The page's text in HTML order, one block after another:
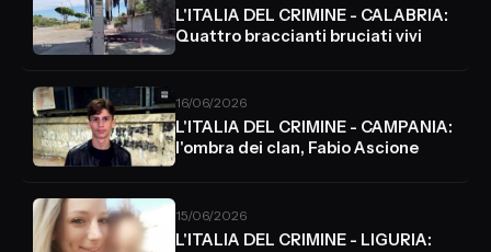
L'ITALIA DEL CRIMINE - CALABRIA:
Quattro braccianti bruciati vivi
16/06/2026
L'ITALIA DEL CRIMINE - CAMPANIA:
l'ombra dei clan, Fabio Ascione
15/06/2026
L'ITALIA DEL CRIMINE - LIGURIA: